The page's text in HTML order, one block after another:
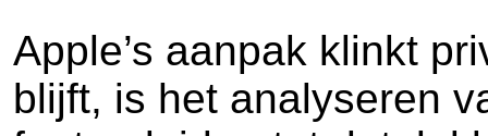
Apple’s aanpak klinkt
blijft, is het analyseren